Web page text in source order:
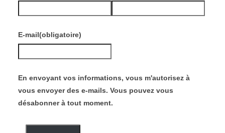
E-mail(obligatoire)
En envoyant vos informations, vous m'autorisez à
vous envoyer des e-mails. Vous pouvez vous
désabonner à tout moment.